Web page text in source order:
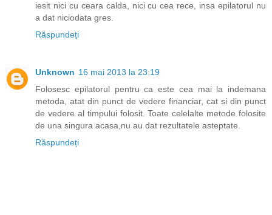
iesit nici cu ceara calda, nici cu cea rece, insa epilatorul nu
a dat niciodata gres.
Răspundeți
Unknown 16 mai 2013 la 23:19
Folosesc epilatorul pentru ca este cea mai la indemana
metoda, atat din punct de vedere financiar, cat si din punct
de vedere al timpului folosit. Toate celelalte metode folosite
de una singura acasa,nu au dat rezultatele asteptate.
Răspundeți